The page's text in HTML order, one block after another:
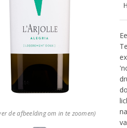
de afbeelding om in te zoomen)